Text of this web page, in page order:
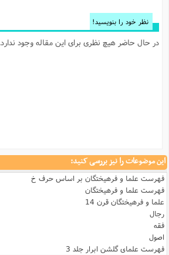
نظر خود را بنویسید!
در حال حاضر هیچ نظری برای این مقاله وجود ندارد.
این موضوعات را نیز بررسی کنید:
فهرست علما و فرهیختگان بر اساس حرف خ
فهرست علما و فرهیختگان
علما و فرهیختگان قرن 14
رجال
فقه
اصول
فهرست علمای گلشن ابرار جلد 3